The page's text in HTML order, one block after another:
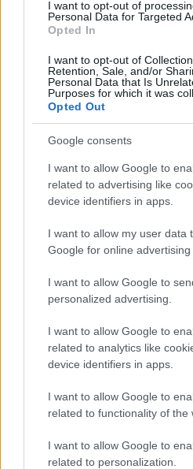
I want to opt-out of
Personal Data for Targeted
Opted In
I want to opt-out of
Retention, Sale, and/or
Personal Data that Is
Purposes for which it was
Opted Out
Google consents
I want to allow Google to
related to advertising like
device identifiers in apps.
I want to allow my user data
Google for online advertising
I want to allow Google to
personalized advertising.
I want to allow Google to
related to analytics like
device identifiers in apps.
I want to allow Google to
related to functionality of the
I want to allow Google to
related to personalization.
Egyre több embernél
első jelek szinte
Ha ezt érzed evés után, a
próbál